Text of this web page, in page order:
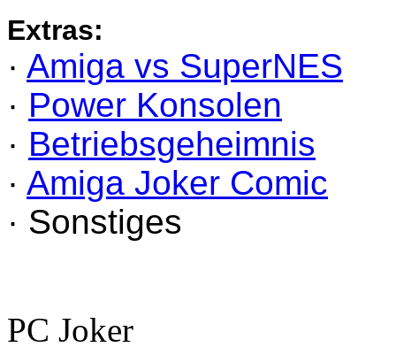
Extras:
· Amiga vs SuperNES
· Power Konsolen
· Betriebsgeheimnis
· Amiga Joker Comic
· Sonstiges
PC Joker